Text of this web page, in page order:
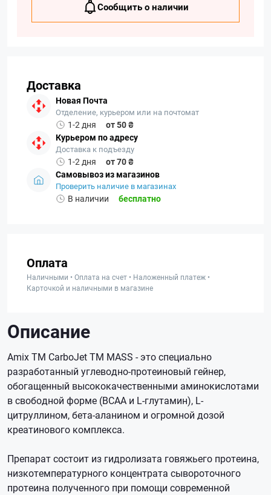
Сообщить о наличии
Доставка
Новая Почта
Отделение, курьером или на почтомат
1-2 дня
от 50 ₴
Курьером по адресу
Доставка к подъезду
1-2 дня
от 70 ₴
Самовывоз из магазинов
Проверить наличие в магазинах
В наличии бесплатно
Оплата
Наличными • Оплата на счет • Наложенный платеж •
Карточкой и наличными в магазине
Описание
Amix TM CarboJet TM MASS - это специально
разработанный углеводно-протеиновый гейнер,
обогащенный высококачественными аминокислотами
в свободной форме (BCAA и L-глутамин), L-
цитруллином, бета-аланином и огромной дозой
креатинового комплекса.
Препарат состоит из гидролизата говяжьего протеина,
низкотемпературного концентрата сывороточного
протеина полученного при помощи современной